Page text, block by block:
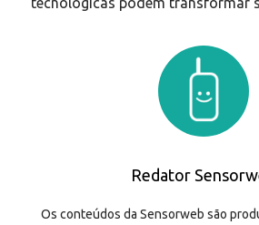
Redator
Os conteúdos da Sensorweb são